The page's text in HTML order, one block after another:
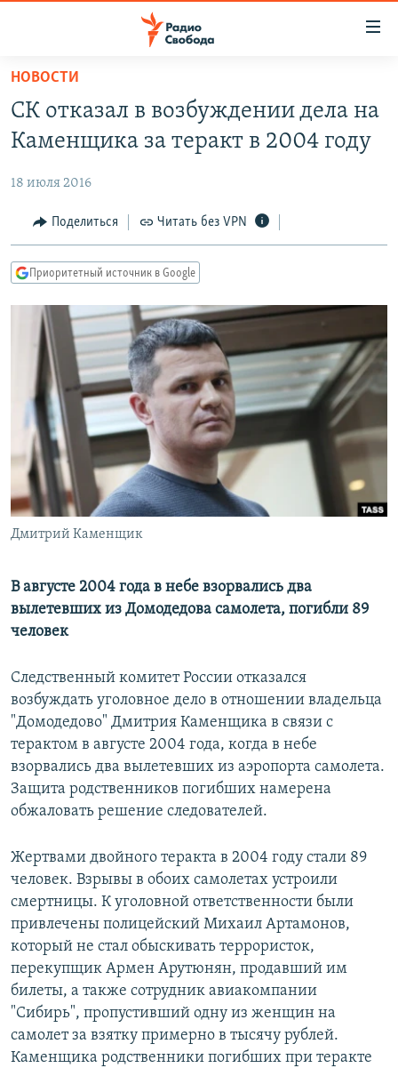
упрощенного
доступа
Вернуться
основному
Вернутся
главной
навигации
Вернутся
поиску
ЦИТАТЫ СВОБОДЫ
МНЕНИЯ
IDEL.РЕАЛИИ
КАВКАЗ.РЕАЛИИ
СЕВЕР.РЕАЛИИ
СИБИРЬ.РЕАЛИИ
РАСПИСАНИЕ ВЕЩАНИЯ
ПОДПИШИТЕСЬ НА РАССЫЛКУ
СОЦИАЛЬНЫЕ СЕТИ
Все сайты РСЕ/РС
НОВОСТИ
СК отказал в возбуждении дела на
Каменщика за теракт в 2004 году
18 июля 2016
Поделиться Читать без VPN
Приоритетный источник в Google
Дмитрий Каменщик
В августе 2004 года в небе взорвались два
вылетевших из Домодедова самолета, погибли 89
человек
Следственный комитет России отказался
возбуждать уголовное дело в отношении владельца
"Домодедово" Дмитрия Каменщика в связи с
терактом в августе 2004 года, когда в небе
взорвались два вылетевших из аэропорта самолета.
Защита родственников погибших намерена
обжаловать решение следователей.
Жертвами двойного теракта в 2004 году стали 89
человек. Взрывы в обоих самолетах устроили
смертницы. К уголовной ответственности были
привлечены полицейский Михаил Артамонов,
который не стал обыскивать террористок,
перекупщик Армен Арутюнян, продавший им
билеты, а также сотрудник авиакомпании
"Сибирь", пропустивший одну из женщин на
самолет за взятку примерно в тысячу рублей.
Каменщика родственники погибших при теракте